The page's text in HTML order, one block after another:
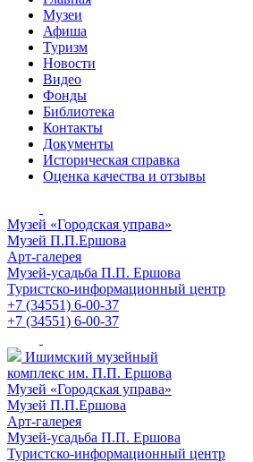
Музеи
Афиша
Туризм
Новости
Видео
Фонды
Библиотека
Контакты
Документы
Историческая справка
Оценка качества и отзывы
Музей «Городская управа»
Музей П.П.Ершова
Арт-галерея
Музей-усадьба П.П. Ершова
Туристско-информационный центр
+7 (34551) 6-00-37
+7 (34551) 6-00-37
Ишимский музейный
комплекс им. П.П. Ершова
Музей «Городская управа»
Музей П.П.Ершова
Арт-галерея
Музей-усадьба П.П. Ершова
Туристско-информационный центр